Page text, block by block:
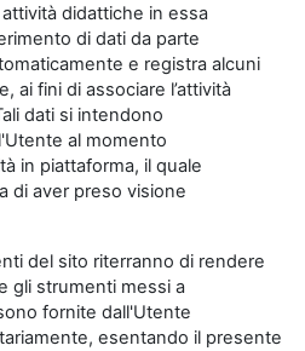
didattiche in essa
di dati da parte
e registra alcuni
ai fini di associare l’attività
dati si intendono
al momento
in piattaforma, il quale
di aver preso visione
del sito riterranno di rendere
gli strumenti messi a
fornite dall'Utente
esentando il presente